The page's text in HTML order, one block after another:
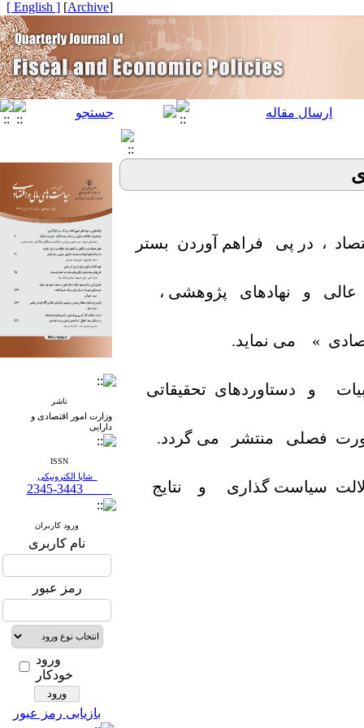
[
Archive
]
[ English ]
، در پی فراهم آوردن بستر
و نهادهای پژوهشی ،
» می نماید.
و دستاوردهای تحقیقاتی
فصلی منتشر می گردد.
سیاست گذاری و نتایج
ناشر
وزارت امور اقتصادی و
دارایی
ISSN
شاپا الکترونیکی
2345-3443
ورود کاربران
نام کاربری
رمز عبور
ورود
خودکار
بازیابی رمز عبور